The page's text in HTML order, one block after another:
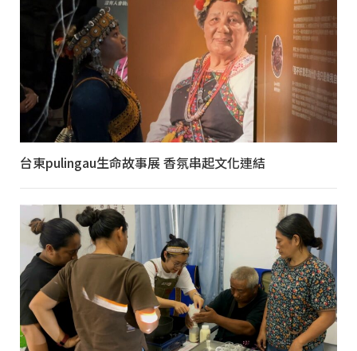
台東pulingau生命故事展 香氛串起文化連結